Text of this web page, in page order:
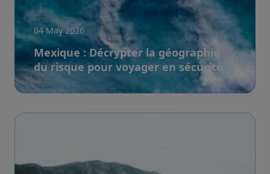
04 May 2026
Mexique : Décrypter la géographie
du risque pour voyager en sécurité